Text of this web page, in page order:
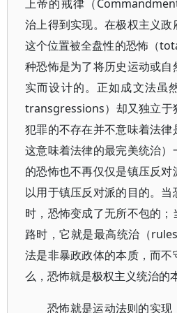
上帝的戒律（
治上得到实现。在极权主义
这个位置被全盘性的恐怖（
种恐怖是为了将历史运动或
实而设计的。正如成文法虽
transgressions）却又独立于
犯罪的不存在并不意味着法律
这意味着法律的最完美统治）
的恐怖也不再仅仅是镇压反
以用于镇压反对派的目的。
时，恐怖变成了无所不包的
路时，它就是最高统治（
法是非暴政政体的本质，而
么，恐怖就是极权主义统治的
恐怖就是运动法则的实